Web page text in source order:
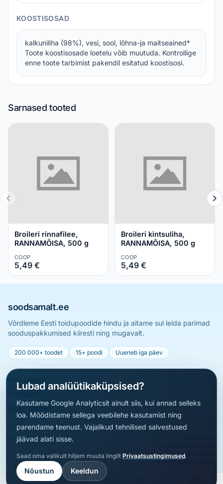
KOOSTISOSAD
kalkuniliha (98%), vesi, sool, lõhna-ja maitseained*
Toote koostisosade loetelu võib muutuda. Kontrollige
enne toote tarbimist pakendil esitatud koostisosi.
Sarnased tooted
Broileri rinnafilee,
RANNAMÕISA, 500 g
COOP
5,49 €
Broileri kintsuliha,
RANNAMÕISA, 500 g
COOP
5,49 €
soodsamalt.ee
Võrdleme Eesti toidupoodide hindu ja aitame sul leida parimad
sooduspakkumised kiiresti ning mugavalt.
200 000+ toodet 15+ poodi Uueneb iga päev
Muud tooted
© 2026 soodsamalt.ee
Muuda küpsiste valikut
info@soodsamalt.ee
Lubad analüütikaküpsised?
Kasutame Google Analyticsit ainult siis, kui annad selleks
loa. Mõõdistame sellega veebilehe kasutamist ning
parendame teenust. Vajalikud tehnilised salvestused
jäävad alati sisse.
Saad oma valikult hiljem muuta lingilt Privaatsustingimused.
Nõustun Keeldun